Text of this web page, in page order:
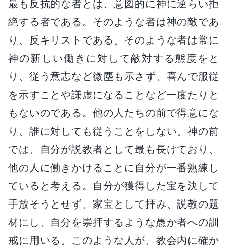
最も反抗的な者とは、意図的に神に逆らい拒
絶する者である。そのような者は神の敵であ
り、反キリストである。そのような者は常に
神の新しい働きに対して敵対する態度をと
り、従う意志など微塵も示さず、喜んで服従
を示すことや謙虚になることなど一度たりと
もないのである。他の人たちの前で得意にな
り、誰に対しても従うことをしない。神の前
では、自分が説教者として最も長けており、
他の人に働きかけることに自分が一番熟練し
ていると考える。自分が獲得した宝を決して
手放そうとせず、家宝として拝み、説教の題
材にし、自分を崇拝するような愚か者への訓
戒に用いる。このような人が、教会内に確か